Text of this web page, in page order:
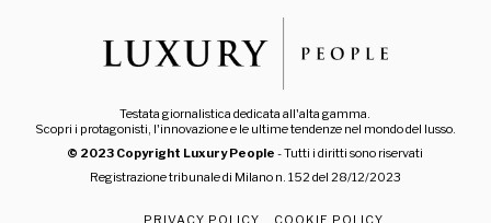
Testata giornalistica dedicata all'alta gamma.
Scopri i protagonisti, l'innovazione e le ultime tendenze nel mondo del lusso.
© 2023 Copyright Luxury People - Tutti i diritti sono riservati
Registrazione tribunale di Milano n. 152 del 28/12/2023
PRIVACY POLICY COOKIE POLICY